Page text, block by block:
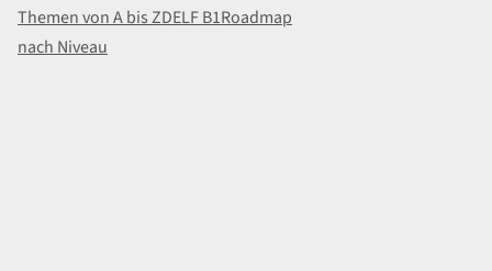
Themen von A bis Z
nach Niveau
DELF B1Roadmap